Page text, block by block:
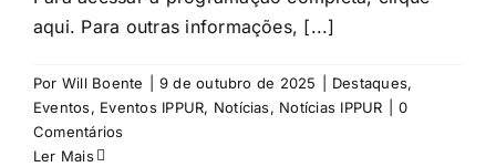
aqui. Para outras informações, [...]
Por Will Boente 9 de outubro de 2025 Destaques,
Eventos, Eventos IPPUR, Notícias, Notícias IPPUR
0
Comentários
Ler Mais